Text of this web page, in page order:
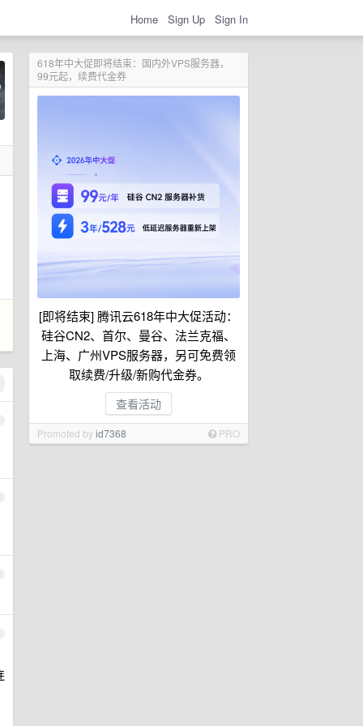
Home Sign Up Sign In
618年中大促即将结束：国内外VPS服务器，
99元起，续费代金券
[即将结束] 腾讯云618年中大促活动：
硅谷CN2、首尔、曼谷、法兰克福、
上海、广州VPS服务器，另可免费领
取续费/升级/新购代金券。
查看活动
Promoted byid7368 PRO